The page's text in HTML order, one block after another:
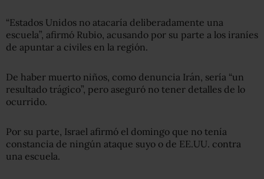
“Estados Unidos no atacaría deliberadamente una
escuela”, afirmó Rubio, acusando por su parte a los iraníes
de apuntar a civiles en la región.
De haber muerto niños, como denuncia Irán, sería “un
resultado trágico”, pero aseguró no tener detalles de lo
ocurrido.
Por su parte, Israel afirmó el domingo que no tenía
constancia de ningún ataque suyo o de EE.UU. contra
una escuela.